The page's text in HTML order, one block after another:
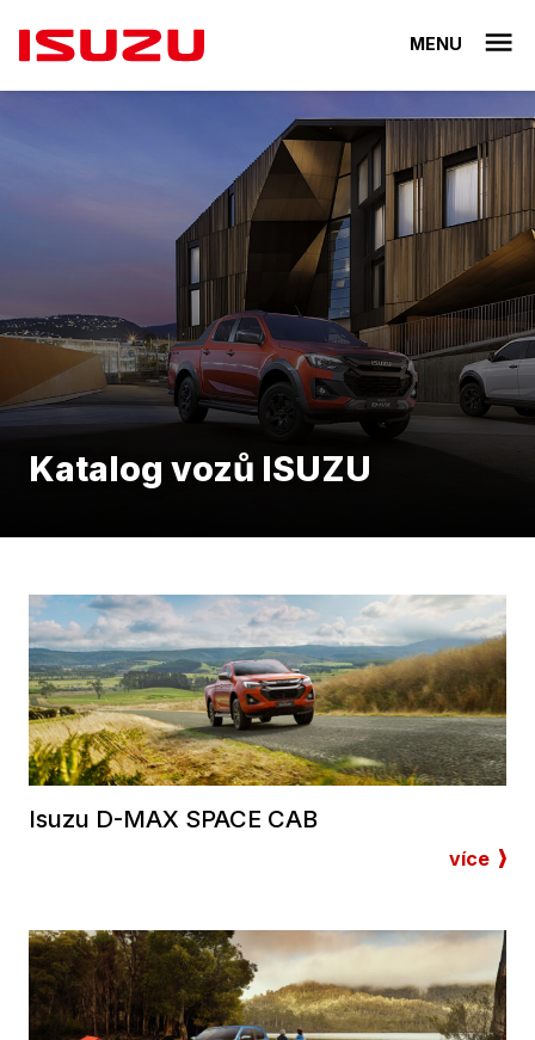
MENU
Katalog vozů ISUZU
Isuzu D-MAX SPACE CAB
více